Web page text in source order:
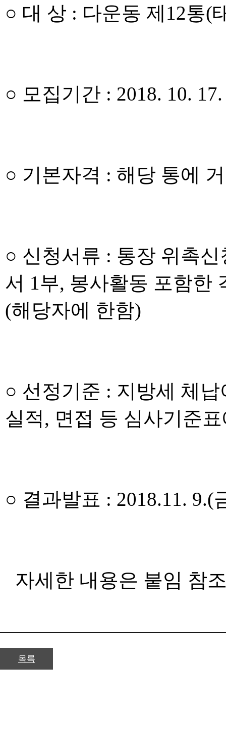
○ 대 상 : 다운동 제12통(
○ 모집기간 : 2018. 10.
○ 기본자격 : 해당 통에
○ 신청서류 : 통장 위촉
서 1부, 봉사활동 포함한
(해당자에 한함)
○ 선정기준 : 지방세 체
실적, 면접 등 심사기준
○ 결과발표 : 2018.11. 9.(
자세한 내용은 붙임 참
목록